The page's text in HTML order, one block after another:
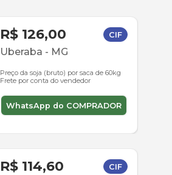
R$ 126,00 CIF
Uberaba - MG
Preço da soja (bruto) por saca de 60kg
Frete por conta do vendedor
WhatsApp do COMPRADOR
R$ 114,60 CIF